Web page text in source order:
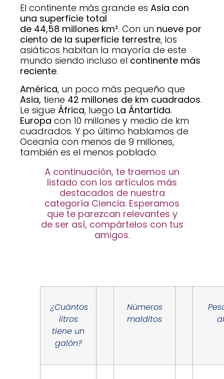
El continente más grande es Asia con
una superficie total
de 44,58 millones km². Con un nueve por
ciento de la superficie terrestre, los
asiáticos habitan la mayoría de este
mundo siendo incluso el continente más
reciente.
América, un poco más pequeño que
Asia, tiene 42 millones de km cuadrados.
Le sigue África, luego La Ántartida.
Europa con 10 millones y medio de km
cuadrados. Y po último hablamos de
Oceanía con menos de 9 millones,
también es el menos poblado.
A continuación, te traemos un
listado con los artículos más
destacados de nuestra
categoría Ciencia. Esperamos
que te parezcan relevantes y
de ser así, compártelos con tus
amigos.
¿Cuántos
litros
tiene un
galón?
Números
malditos